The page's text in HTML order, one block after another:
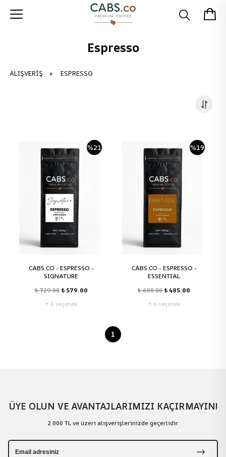
Espresso
ALIŞVERIŞ » ESPRESSO
%21
CABS.CO - ESPRESSO -
SIGNATURE
₺ 729.00 ₺ 579.00
+ 6 seçenek
%19
CABS.CO - ESPRESSO -
ESSENTIAL
₺ 600.00 ₺ 485.00
+ 6 seçenek
1
ÜYE OLUN VE AVANTAJLARIMIZI KAÇIRMAYIN!
2.000 TL ve üzeri alışverişlerinizde geçerlidir.